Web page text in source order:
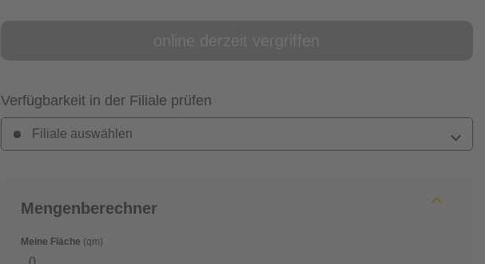
Verfügbarkeit in der Filiale prüfen
Filiale auswählen
Mengenberechner
Meine Fläche (qm)